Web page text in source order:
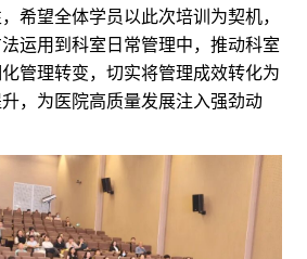
希望全体学员以此次培训为契机，
运用到科室日常管理中，推动科室
管理转变，切实将管理成效转化为
，为医院高质量发展注入强劲动